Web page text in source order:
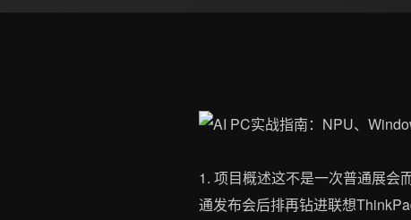
1. 项目概述这不是一次普通展会
通发布会后排再钻进联想